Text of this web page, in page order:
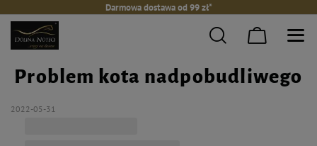
Darmowa dostawa od 99 zł*
Problem kota nadpobudliwego
2022-05-31